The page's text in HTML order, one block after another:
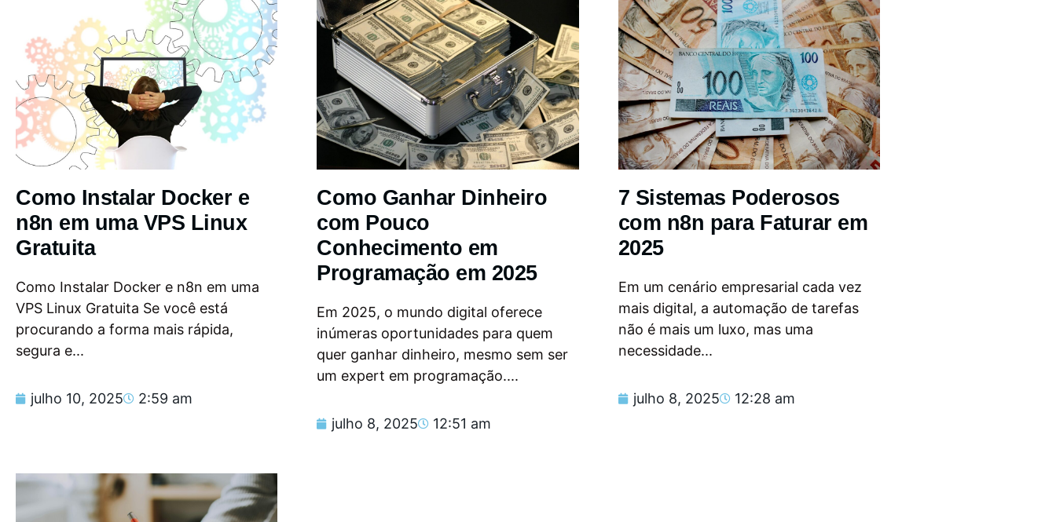
Como Instalar Docker e
n8n em uma VPS Linux
Gratuita
Como Instalar Docker e n8n em uma
VPS Linux Gratuita Se você está
procurando a forma mais rápida,
segura e...
julho 10, 2025 2:59 am
Como Ganhar Dinheiro
com Pouco
Conhecimento em
Programação em 2025
Em 2025, o mundo digital oferece
inúmeras oportunidades para quem
quer ganhar dinheiro, mesmo sem ser
um expert em programação....
julho 8, 2025 12:51 am
7 Sistemas Poderosos
com n8n para Faturar em
2025
Em um cenário empresarial cada vez
mais digital, a automação de tarefas
não é mais um luxo, mas uma
necessidade...
julho 8, 2025 12:28 am